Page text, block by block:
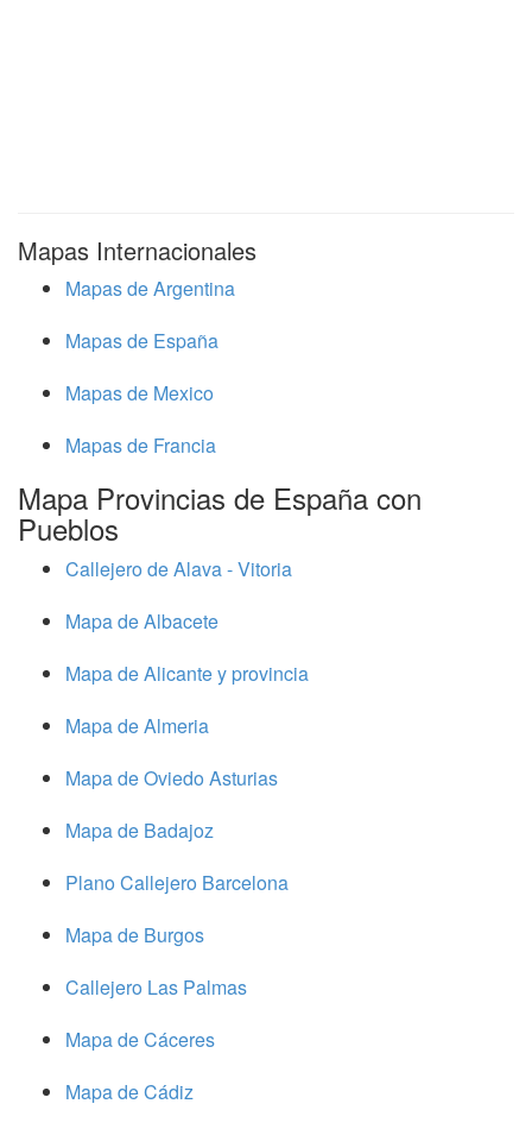
Mapas Internacionales
Mapas de Argentina
Mapas de España
Mapas de Mexico
Mapas de Francia
Mapa Provincias de España con
Pueblos
Callejero de Alava - Vitoria
Mapa de Albacete
Mapa de Alicante y provincia
Mapa de Almeria
Mapa de Oviedo Asturias
Mapa de Badajoz
Plano Callejero Barcelona
Mapa de Burgos
Callejero Las Palmas
Mapa de Cáceres
Mapa de Cádiz